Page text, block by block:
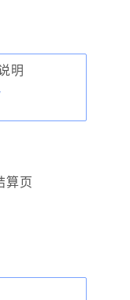
明
算页